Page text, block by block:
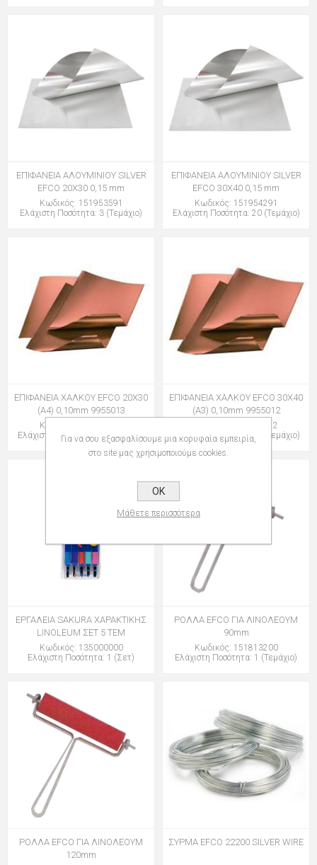
ΕΠΙΦΑΝΕΙΑ ΑΛΟΥΜΙΝΙΟΥ SILVER
EFCO 20Χ30 0,15 mm
Κωδικός: 151953591
Ελάχιστη Ποσότητα: 3 (Τεμάχιο)
ΕΠΙΦΑΝΕΙΑ ΑΛΟΥΜΙΝΙΟΥ SILVER
EFCO 30Χ40 0,15 mm
Κωδικός: 151954291
Ελάχιστη Ποσότητα: 20 (Τεμάχιο)
ΕΠΙΦΑΝΕΙΑ ΧΑΛΚΟΥ EFCO 20Χ30
(A4) 0,10mm 9955013
Κωδικός: 151955013
Ελάχιστη Ποσότητα: 10 (Τεμάχιο)
ΕΠΙΦΑΝΕΙΑ ΧΑΛΚΟΥ EFCO 30Χ40
(A3) 0,10mm 9955012
Κωδικός: 151955012
Ελάχιστη Ποσότητα: 10 (Τεμάχιο)
ΕΡΓΑΛΕΙΑ SAKURA ΧΑΡΑΚΤΙΚΗΣ
LINOLEUM ΣΕΤ 5 ΤΕΜ
Κωδικός: 135000000
Ελάχιστη Ποσότητα: 1 (Σετ)
ΡΟΛΛΑ EFCO ΓΙΑ ΛΙΝΟΛΕΟΥΜ
90mm
Κωδικός: 151813200
Ελάχιστη Ποσότητα: 1 (Τεμάχιο)
ΡΟΛΛΑ EFCO ΓΙΑ ΛΙΝΟΛΕΟΥΜ
120mm
ΣΥΡΜΑ EFCO 22200 SILVER WIRΕ
Για να σου εξασφαλίσουμε μια κορυφαία εμπειρία,
στο site μας χρησιμοποιούμε cookies.
OK
Μάθετε περισσότερα